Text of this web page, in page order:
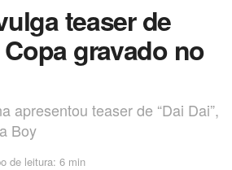
teaser de
gravado no
apresentou teaser de “Dai Dai”,
Boy
de leitura: 6 min